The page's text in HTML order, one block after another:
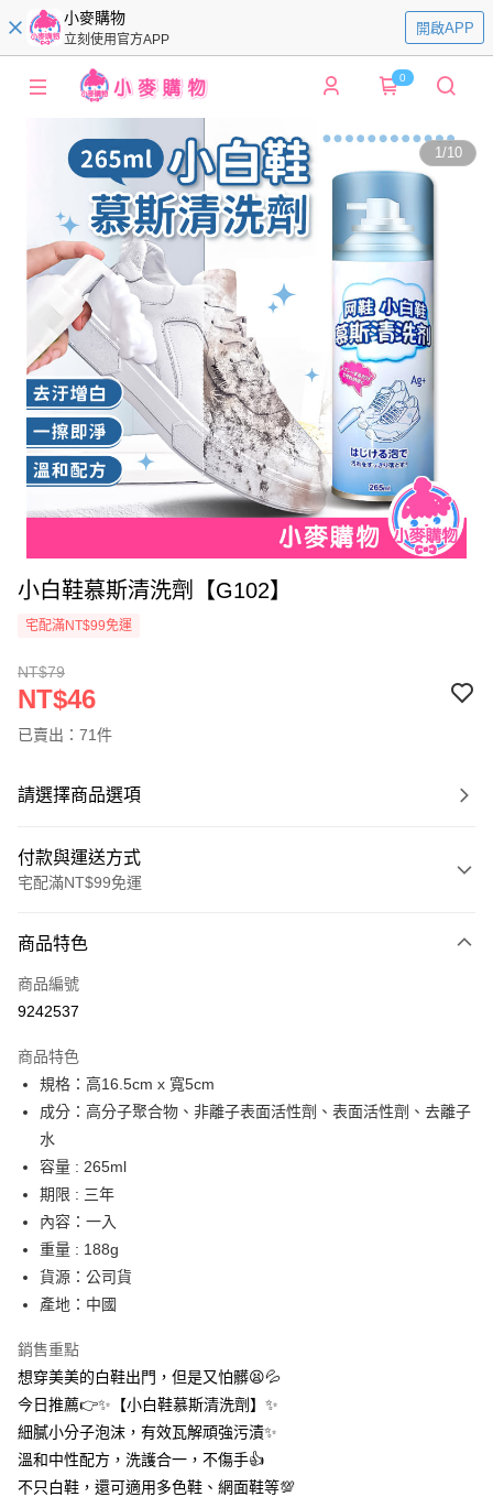
小麥購物
立刻使用官方APP
開啟APP
0
1/10
小白鞋慕斯清洗劑【G102】
宅配滿NT$99免運
NT$79
NT$46
已賣出：71件
請選擇商品選項
付款與運送方式
宅配滿NT$99免運
信用卡一次付款
信用卡分期付款
合作金庫商業銀行
華南商業銀行
上海商業儲蓄銀行
台北富邦商業銀行
國泰世華商業銀行
臺灣中小企業銀行
匯豐（台灣）商業銀行
聯邦商業銀行
元大商業銀行
玉山商業銀行
台新國際商業銀行
台灣樂天信用卡公司
超商取貨付款
LINE Pay
Apple Pay
街口支付
AFTEE先享後付
相關說明
AFTEE先享後付是「在收到商品之後才付款」的支付方式。 讓您購物簡單
便利好安心！
１．簡單：不需註冊會員、不需綁卡、不需儲值。
２．便利：只要手機號碼，簡訊認證，即可結帳。
３．安心：先確認商品／服務後，再付款。
【「AFTEE先享後付」結帳流程】
１．於結帳方式選擇「AFTEE先享後付」後，將跳轉至「AFTEE先享後付」
ATM付款
運送方式
全家取貨付款
每筆NT$60，滿NT$399(含以上)免運費
商品特色
商品編號
9242537
商品特色
規格：高16.5cm x 寬5cm
成分：高分子聚合物、非離子表面活性劑、表面活性劑、去離子
水
容量 : 265ml
期限 : 三年
內容：一入
重量 : 188g
貨源：公司貨
產地：中國
銷售重點
想穿美美的白鞋出門，但是又怕髒😫💦
今日推薦👉✨【小白鞋慕斯清洗劑】✨
細膩小分子泡沫，有效瓦解頑強污漬✨
溫和中性配方，洗護合一，不傷手👍️
不只白鞋，還可適用多色鞋、網面鞋等💯